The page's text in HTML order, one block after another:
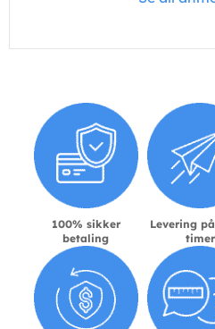
100% sikker
betaling
Levering
timer